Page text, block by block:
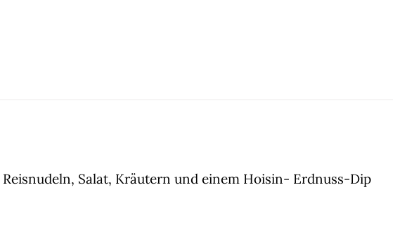
Salat, Kräutern und einem Hoisin- Erdnuss-Dip